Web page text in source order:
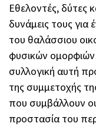
Εθελοντές, δύτες
δυνάμεις τους
του θαλάσσιου
φυσικών
συλλογική αυτή
της συμμετοχής
που συμβάλλουν
προστασία του